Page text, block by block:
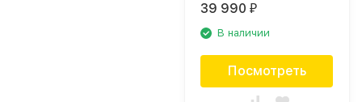
39 990₽
В наличии
Посмотреть